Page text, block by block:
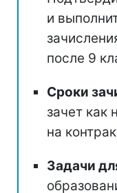
и
после 9
Сроки
зачет как
на
Задачи